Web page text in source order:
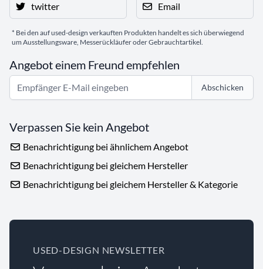
twitter Email
* Bei den auf used-design verkauften Produkten handelt es sich überwiegend
um Ausstellungsware, Messerückläufer oder Gebrauchtartikel.
Angebot einem Freund empfehlen
Abschicken
Verpassen Sie kein Angebot
Benachrichtigung bei ähnlichem Angebot
Benachrichtigung bei gleichem Hersteller
Benachrichtigung bei gleichem Hersteller & Kategorie
USED-DESIGN NEWSLETTER